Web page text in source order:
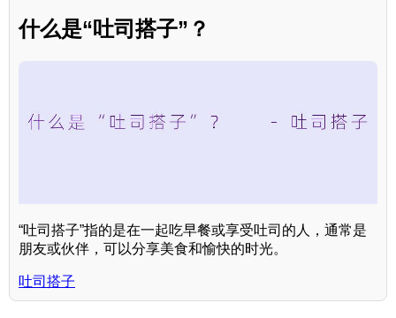
什么是“吐司搭子”？
“吐司搭子”指的是在一起吃早餐或享受吐司的人，通常是
朋友或伙伴，可以分享美食和愉快的时光。
吐司搭子